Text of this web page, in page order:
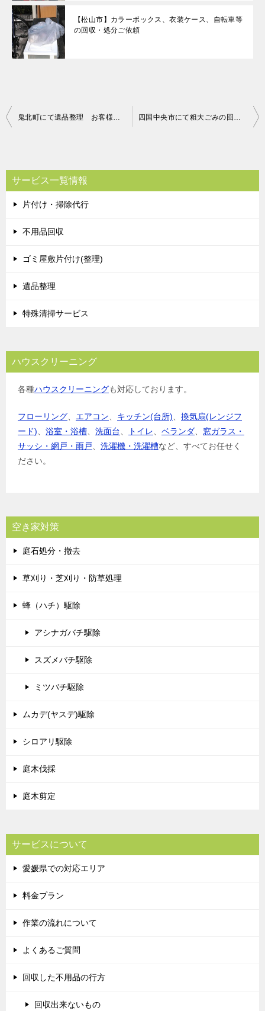
【松山市】カラーボックス、衣装ケース、自転車等
の回収・処分ご依頼
投
ビ
ゲ
ー
シ
鬼北町にて遺品整理 お客様の声 四国中央市にて粗大ごみの回収 お客様の声
サービス一覧情報
片付け・掃除代行
不用品回収
ゴミ屋敷片付け(整理)
遺品整理
特殊清掃サービス
ハウスクリーニング
各種ハウスクリーニングも対応しております。
フローリング、 エアコン、 キッチン(台所)、 換気扇(レンジフ
ード)、 浴室・浴槽、 洗面台、 トイレ、 ベランダ、 窓ガラス・
サッシ・網戸・雨戸、 洗濯機・洗濯槽など、すべてお任せく
ださい。
空き家対策
庭石処分・撤去
草刈り・芝刈り・防草処理
蜂（ハチ）駆除
アシナガバチ駆除
スズメバチ駆除
ミツバチ駆除
ムカデ(ヤスデ)駆除
シロアリ駆除
庭木伐採
庭木剪定
サービスについて
愛媛県での対応エリア
料金プラン
作業の流れについて
よくあるご質問
回収した不用品の行方
回収出来ないもの